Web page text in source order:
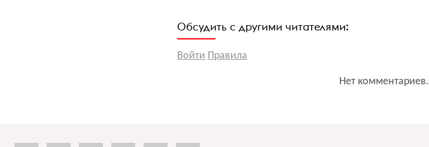
Обсудить с другими читателями:
Войти Правила
Нет комментариев.